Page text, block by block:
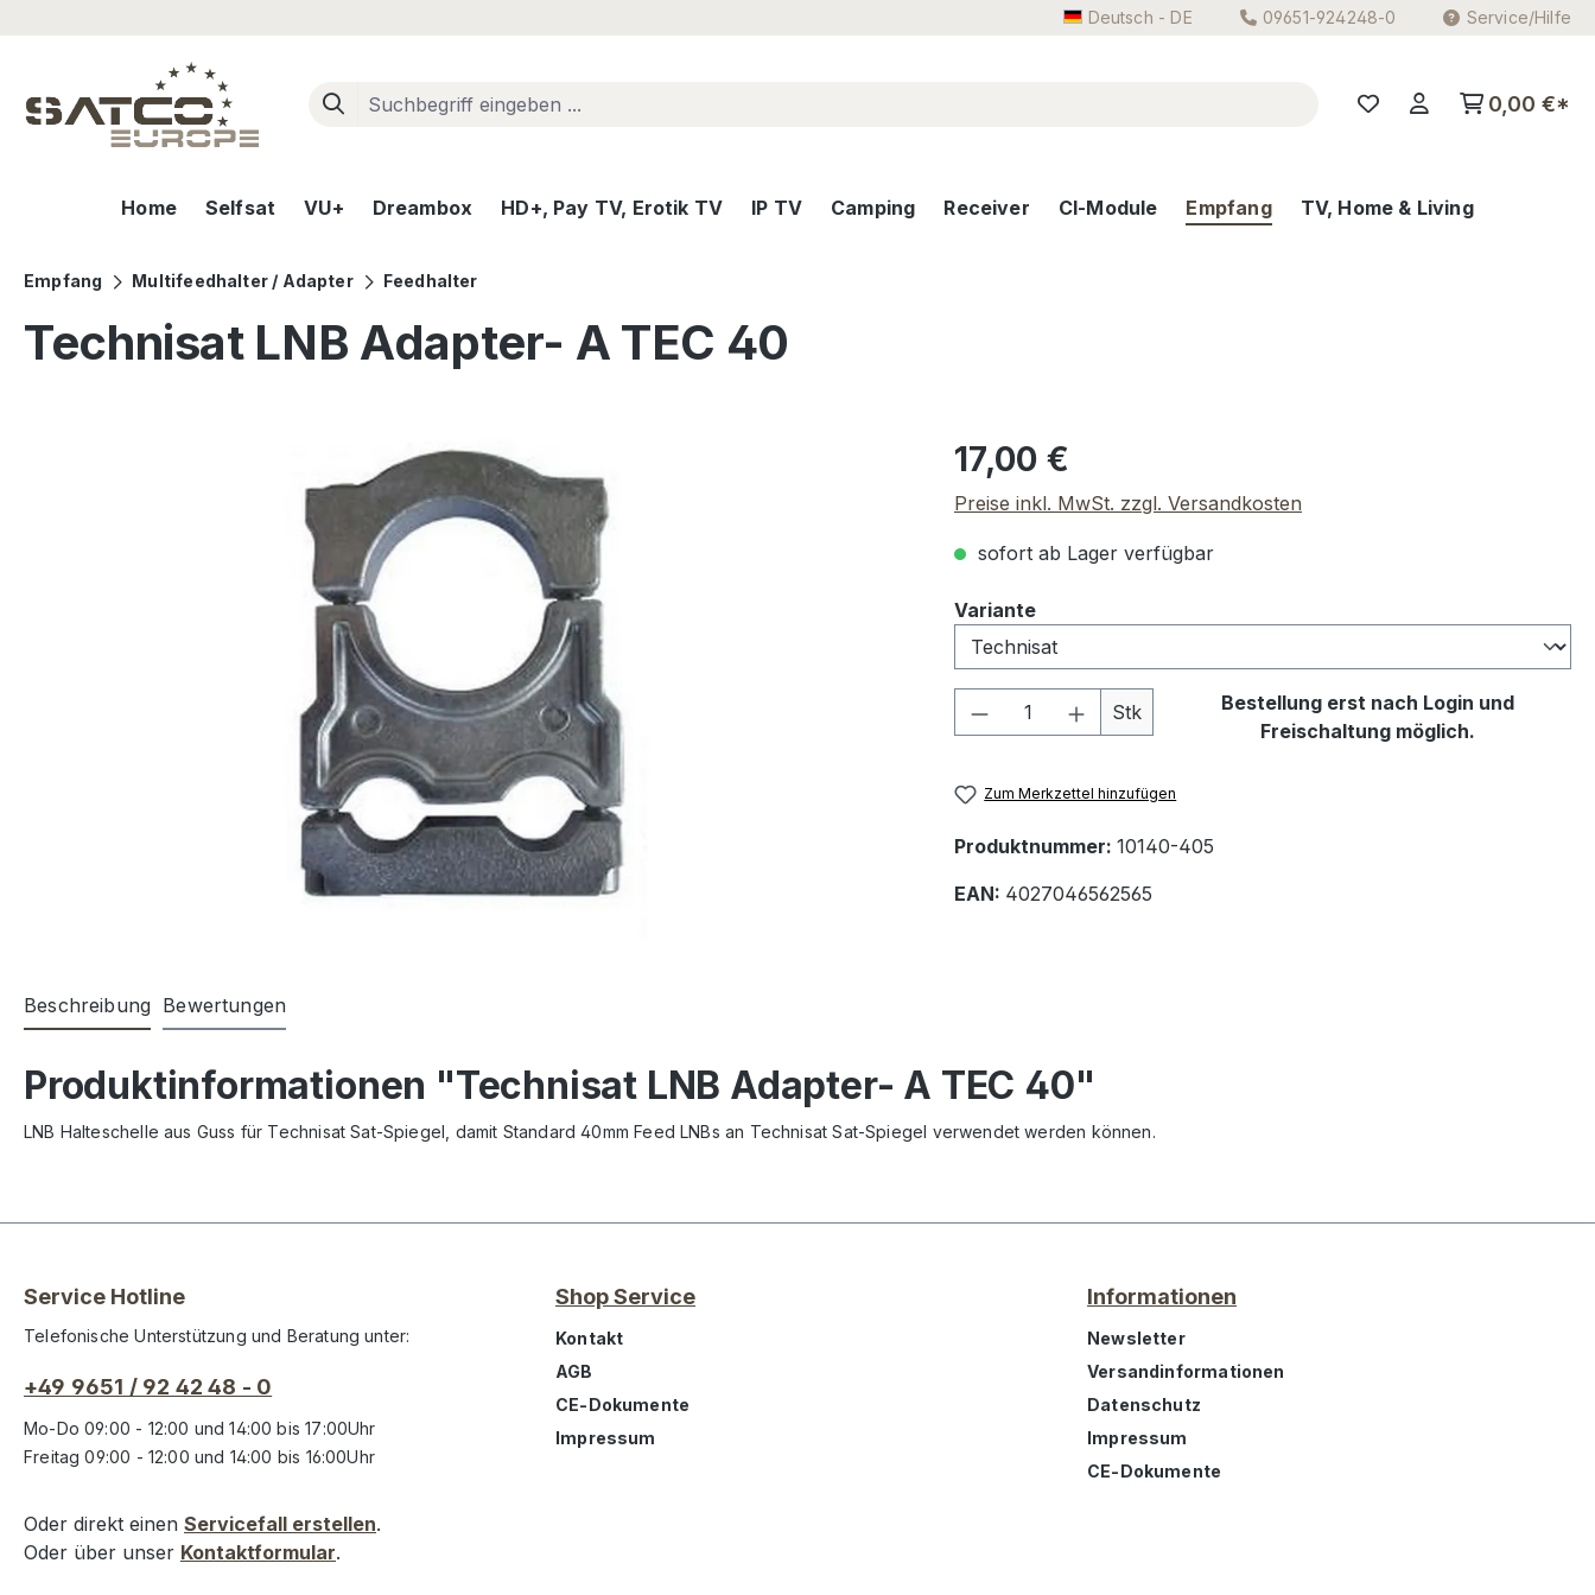
Deutsch - DE 09651-924248-0 Service/Hilfe
0,00 €*
Home Selfsat VU+ Dreambox HD+, Pay TV, Erotik TV IP TV Camping Receiver CI-Module Empfang TV, Home & Living
Empfang Multifeedhalter / Adapter Feedhalter
Technisat LNB Adapter- A TEC 40
Regulärer Preis:
17,00 €
Preise inkl. MwSt. zzgl. Versandkosten
sofort ab Lager verfügbar
Varianteauswählen
Produkt Anzahl: Gib den gewünschten Wert
Stk
Bestellung erst nach Login und
Freischaltung möglich.
Zum Merkzettel hinzufügen
Produktnummer: 10140-405
EAN: 4027046562565
Beschreibung Bewertungen
Produktinformationen "Technisat LNB Adapter- A TEC 40"
LNB Halteschelle aus Guss für Technisat Sat-Spiegel, damit Standard 40mm Feed LNBs an Technisat Sat-Spiegel verwendet werden können.
Service Hotline
Telefonische Unterstützung und Beratung unter:
+49 9651 / 92 42 48 - 0
Mo-Do 09:00 - 12:00 und 14:00 bis 17:00Uhr
Freitag 09:00 - 12:00 und 14:00 bis 16:00Uhr
Oder direkt einen Servicefall erstellen.
Oder über unser Kontaktformular.
Shop Service
Kontakt
AGB
CE-Dokumente
Impressum
Informationen
Newsletter
Versandinformationen
Datenschutz
Impressum
CE-Dokumente